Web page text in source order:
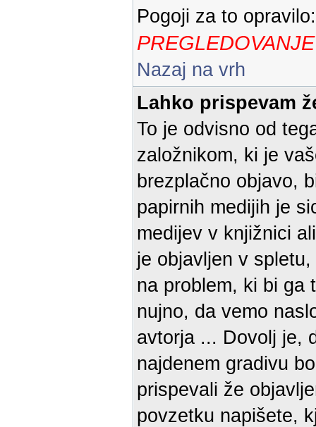
Pogoji za to
Nazaj na vrh
Lahko prispevam
To je odvisno od
založnikom, ki je
brezplačno objavo,
papirnih medijih je
medijev v knjižnici
je objavljen v
na problem, ki bi ga
nujno, da vemo
avtorja ... Dovolj je,
najdenem gradivu
prispevali že
povzetku napišete,